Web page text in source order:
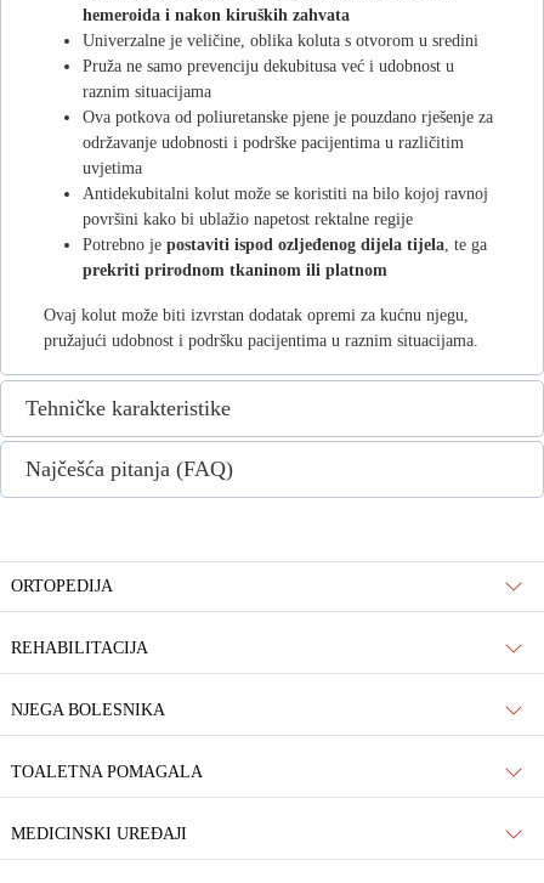
ORTOPEDIJA
REHABILITACIJA
NJEGA BOLESNIKA
TOALETNA POMAGALA
MEDICINSKI UREĐAJI
hemeroida i nakon kiruških zahvata
Univerzalne je veličine, oblika koluta s otvorom u sredini
Pruža ne samo prevenciju dekubitusa već i udobnost u
raznim situacijama
Ova potkova od poliuretanske pjene je pouzdano rješenje za
održavanje udobnosti i podrške pacijentima u različitim
uvjetima
Antidekubitalni kolut može se koristiti na bilo kojoj ravnoj
površini kako bi ublažio napetost rektalne regije
Potrebno je postaviti ispod ozljeđenog dijela tijela , te ga
prekriti prirodnom tkaninom ili platnom
Ovaj kolut može biti izvrstan dodatak opremi za kućnu njegu,
pružajući udobnost i podršku pacijentima u raznim situacijama.
Tehničke karakteristike
Najčešća pitanja (FAQ)